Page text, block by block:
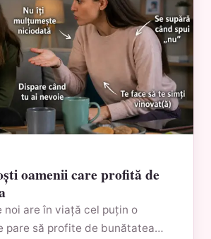
oamenii care profită de
noi are în viață cel puțin o
pare să profite de bunătatea…